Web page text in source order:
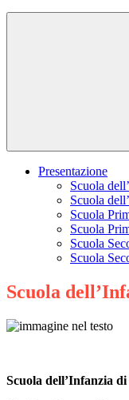
Presentazione
Scuola
Scuola
Scuola
Scuola
Scuola
Scuola
Scuola
Scuola dell’Infanzia